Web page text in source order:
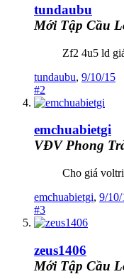
tundaubu
Mới Tập Cầu
Zf2 4u5 ld
tundaubu, 9/10/15
#2
emchuabietgi
VĐV Phong
Cho giá
emchuabietgi, 9/10/
#3
zeus1406
Mới Tập Cầu